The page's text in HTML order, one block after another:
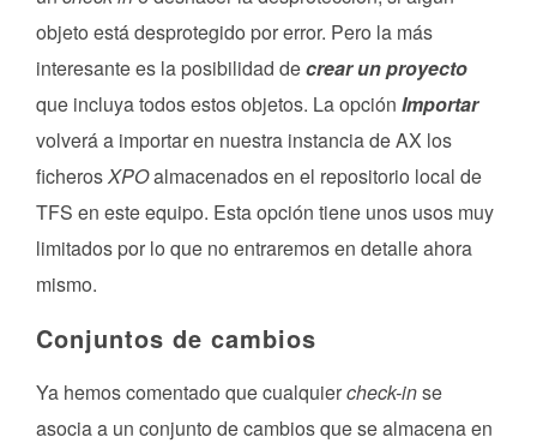
objeto está desprotegido por error. Pero la más
interesante es la posibilidad decrear un proyecto
que incluya todos estos objetos. La opción Importar
volverá a importar en nuestra instancia de AX los
ficherosXPOalmacenados en el repositorio local de
TFS en este equipo. Esta opción tiene unos usos muy
limitados por lo que no entraremos en detalle ahora
mismo.
Conjuntos de cambios
Ya hemos comentado que cualquiercheck-inse
asocia a un conjunto de cambios que se almacena en